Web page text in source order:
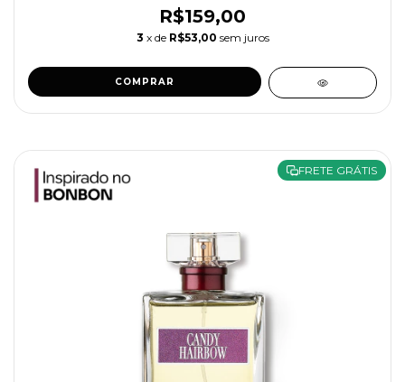
R$159,00
3 x de R$53,00 sem juros
COMPRAR
FRETE GRÁTIS